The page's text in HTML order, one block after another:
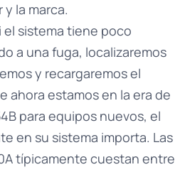
la marca.
el sistema tiene poco
a una fuga, localizaremos
y recargaremos el
ahora estamos en la era de
para equipos nuevos, el
en su sistema importa. Las
típicamente cuestan entre